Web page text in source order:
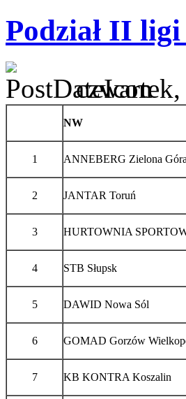
Podział II ligi
NW
1 ANNEBERG Zielona Góra
2 JANTAR Toruń
3 HURTOWNIA
4 STB Słupsk
5 DAWID Nowa Sól
6 GOMAD Gorzów
7 KB KONTRA Koszalin